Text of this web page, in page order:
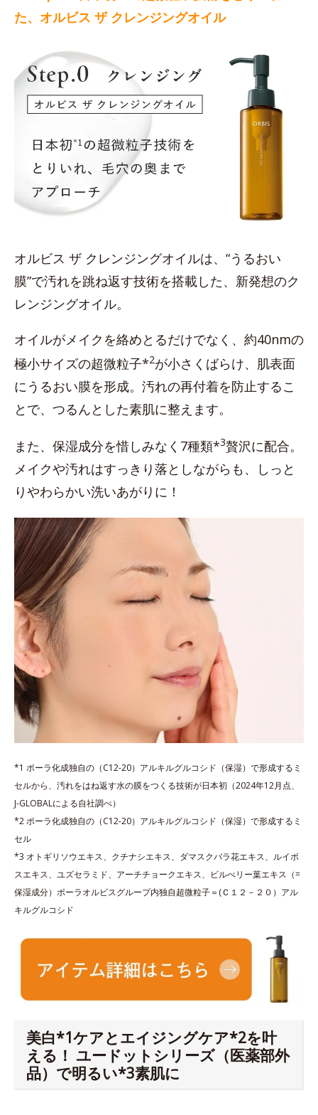
た、オルビス ザ クレンジングオイル
オルビス ザ クレンジングオイルは、“うるおい
膜”で汚れを跳ね返す技術を搭載した、新発想のク
レンジングオイル。
オイルがメイクを絡めとるだけでなく、約40nmの
極小サイズの超微粒子*2が小さくばらけ、肌表面
にうるおい膜を形成。汚れの再付着を防止するこ
とで、つるんとした素肌に整えます。
また、保湿成分を惜しみなく7種類*3贅沢に配合。
メイクや汚れはすっきり落としながらも、しっと
りやわらかい洗いあがりに！
*1 ポーラ化成独自の（C12-20）アルキルグルコシド（保湿）で形成するミ
セルから、汚れをはね返す水の膜をつくる技術が日本初（2024年12月点、
J-GLOBALによる自社調べ）
*2 ポーラ化成独自の（C12-20）アルキルグルコシド（保湿）で形成するミ
セル
*3 オトギリソウエキス、クチナシエキス、ダマスクバラ花エキス、ルイボ
スエキス、ユズセラミド、アーチチョークエキス、ビルべリー葉エキス（=
保湿成分）ポーラオルビスグループ内独自超微粒子＝(Ｃ１２－２０）アル
キルグルコシド
美白*1ケアとエイジングケア*2を叶
える！ ユードットシリーズ（医薬部外
品）で明るい*3素肌に